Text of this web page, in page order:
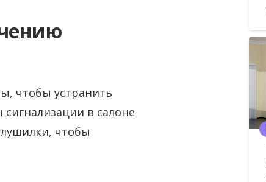
чтобы устранить
в салоне
чтобы